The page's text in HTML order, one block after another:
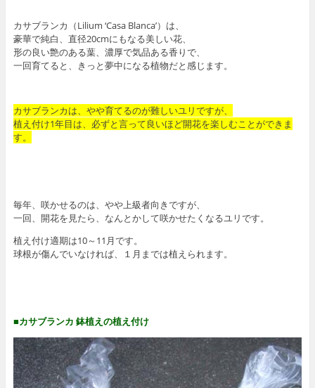
カサブランカ（Lilium ‘Casa Blanca’）は、
豪華で純白、直径20cmにもなる美しい花、
形の良い艶のある葉、濃厚で気品ある香りで、
一回育てると、きっと夢中になる植物だと感じます。
カサブランカは、やや育てるのが難しいユリですが、
植え付け1年目は、必ずと言って良いほど開花を楽しむことができま
す。
毎年、咲かせるのは、やや上級者向きですが、
一回、開花を見たら、なんとかして咲かせたくなるユリです。
植え付け適期は10～11月です。
球根が傷んでいなければ、１月までは植えられます。
■カサブランカ 鉢植えの植え付け